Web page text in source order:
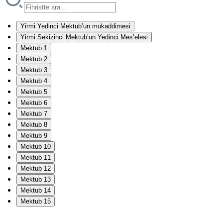
Yirmi Yedinci Mektub’un mukaddimesi
Yirmi Sekizinci Mektub’un Yedinci Mes’elesi
Mektub 1
Mektub 2
Mektub 3
Mektub 4
Mektub 5
Mektub 6
Mektub 7
Mektub 8
Mektub 9
Mektub 10
Mektub 11
Mektub 12
Mektub 13
Mektub 14
Mektub 15